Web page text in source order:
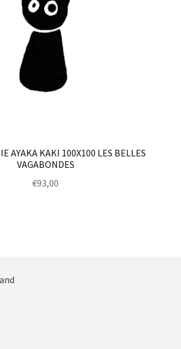
AYAKA KAKI 100X100 LES BELLES
VAGABONDES
€93,00